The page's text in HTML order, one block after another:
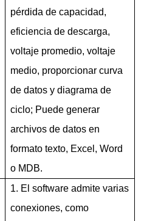
pérdida de capacidad,
eficiencia de descarga,
voltaje promedio, voltaje
medio, proporcionar curva
de datos y diagrama de
ciclo; Puede generar
archivos de datos en
formato texto, Excel, Word
o MDB.
1. El software admite varias
conexiones, como